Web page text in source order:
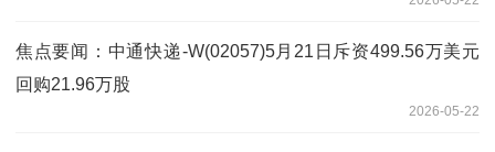
焦点要闻：中通快递-W(02057)5月21日斥资499.56万美元
回购21.96万股
2026-05-22